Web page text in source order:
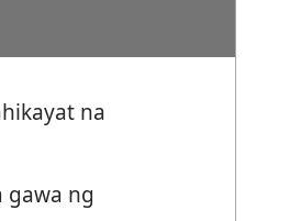
na
gawa ng